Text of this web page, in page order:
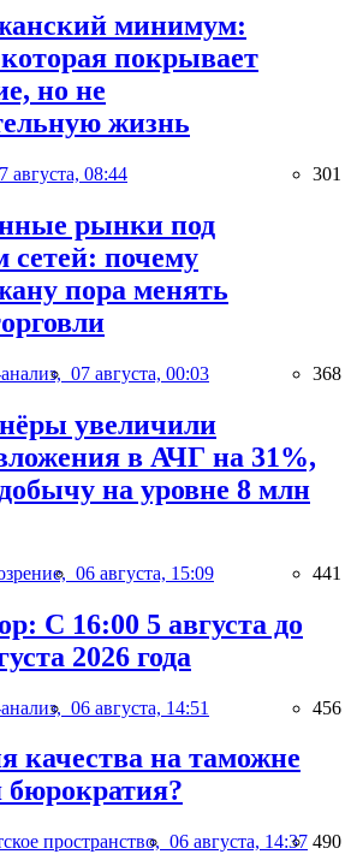
минимум:
покрывает
но не
жизнь
августа, 08:44 301
рынки под
сетей: почему
пора менять
07 августа, 00:03 368
увеличили
в АЧГ на 31%,
на уровне 8 млн
06 августа, 15:09 441
С 16:00 5 августа до
2026 года
06 августа, 14:51 456
качества на таможне
бюрократия?
пространство, 06 августа, 14:37 490